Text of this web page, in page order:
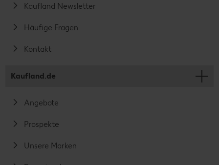
Kaufland Newsletter
Häufige Fragen
Kontakt
Kaufland.de
Angebote
Prospekte
Unsere Marken